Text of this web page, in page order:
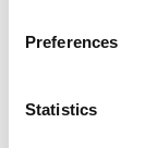
Preferences
Statistics
Services
Donnez fière